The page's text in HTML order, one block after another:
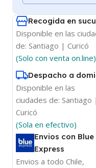
Recogida en
Disponible en las
de: Santiago | Curicó
(Solo con venta on.line)
Despacho a
Disponible en las
ciudades de: Santiago |
Curicó
(Sola en efectivo)
Envios con Blue
Express
Envios a todo Chile,